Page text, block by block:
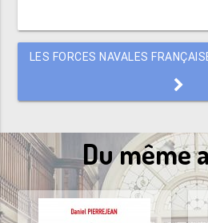
LES FORCES NAVALES
Du même